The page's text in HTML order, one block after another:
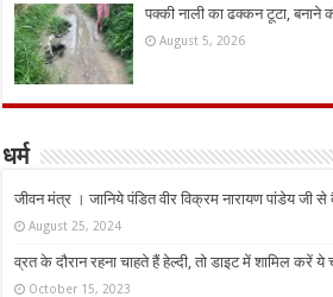
पक्की नाली का ढक्कन टूटा, बनाने
August 5, 2026
धर्म
जीवन मंत्र । जानिये पंडित वीर विक्रम नारायण पांडेय जी
August 25, 2024
व्रत के दौरान रहना चाहते हैं हेल्दी, तो डाइट में शामिल करें
October 15, 2023